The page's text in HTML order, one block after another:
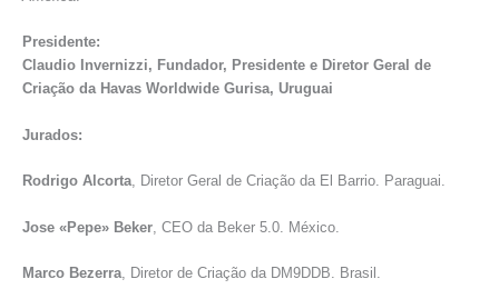
Presidente:
Claudio Invernizzi, Fundador, Presidente e Diretor Geral de
Criação da Havas Worldwide Gurisa, Uruguai
Jurados:
Rodrigo Alcorta, Diretor Geral de Criação da El Barrio. Paraguai.
Jose «Pepe» Beker , CEO da Beker 5.0. México.
Marco Bezerra, Diretor de Criação da DM9DDB. Brasil.